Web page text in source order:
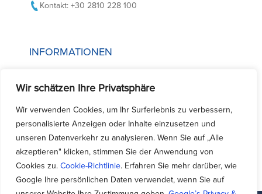
Wir schätzen Ihre Privatsphäre
Wir verwenden Cookies, um Ihr Surferlebnis zu verbessern,
personalisierte Anzeigen oder Inhalte einzusetzen und
unseren Datenverkehr zu analysieren. Wenn Sie auf „Alle
akzeptieren" klicken, stimmen Sie der Anwendung von
Cookies zu. Cookie-Richtlinie. Erfahren Sie mehr darüber, wie
Google Ihre persönlichen Daten verwendet, wenn Sie auf
Kontakt: +30 2810 228 100
INFORMATIONEN
Datenschutzrichtlinien
Bedingungen der Autovermietung
Häufig gestellte Fragen